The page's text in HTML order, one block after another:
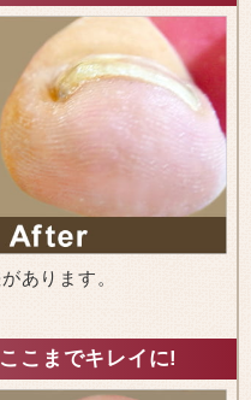
あります。
こまでキレイに!